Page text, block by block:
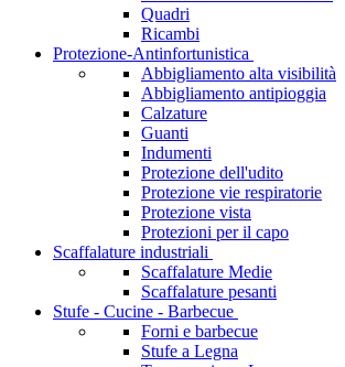
Quadri
Ricambi
Protezione-Antinfortunistica
Abbigliamento alta visibilità
Abbigliamento antipioggia
Calzature
Guanti
Indumenti
Protezione dell'udito
Protezione vie respiratorie
Protezione vista
Protezioni per il capo
Scaffalature industriali
Scaffalature Medie
Scaffalature pesanti
Stufe - Cucine - Barbecue
Forni e barbecue
Stufe a Legna